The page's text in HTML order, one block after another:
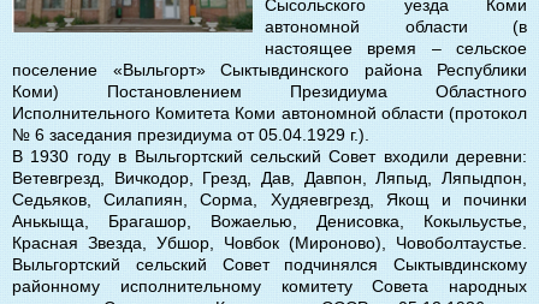
Сысольского уезда Коми
автономной области (в
настоящее время – сельское
поселение «Выльгорт» Сыктывдинского района Республики
Коми) Постановлением Президиума Областного
Исполнительного Комитета Коми автономной области (протокол
№ 6 заседания президиума от 05.04.1929 г.).
В 1930 году в Выльгортский сельский Совет входили деревни:
Ветевгрезд, Вичкодор, Грезд, Дав, Давпон, Ляпыд, Ляпыдпон,
Седьяков, Силапиян, Сорма, Худяевгрезд, Якощ и починки
Анькыща, Брагашор, Вожаелью, Денисовка, Кокыльустье,
Красная Звезда, Убшор, Човбок (Мироново), Човоболтаустье.
Выльгортский сельский Совет подчинялся Сыктывдинскому
районному исполнительному комитету Совета народных